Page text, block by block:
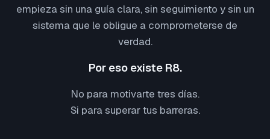
empieza sin una guía clara, sin seguimiento y sin un
sistema que le obligue a comprometerse de
verdad.
Por eso existe R8.
No para motivarte tres días.
Si para superar tus barreras.